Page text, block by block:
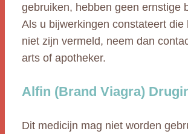
gebruiken, hebben geen ernstige
Als u bijwerkingen constateert die
niet zijn vermeld, neem dan
arts of apotheker.
Alfin (Brand Viagra)
Dit medicijn mag niet worden